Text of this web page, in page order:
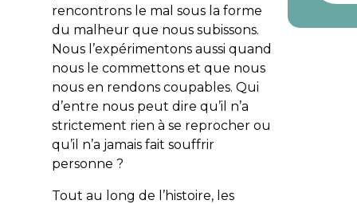
rencontrons le mal sous la forme
du malheurque nous subissons.
Nous l’expérimentons aussi quand
nous le commettonset que nous
nous en rendons coupables. Qui
d’entre nous peut dire qu’il n’a
strictement rien à se reprocher ou
qu’il n’a jamais fait souffrir
personne ?
Tout au long de l’histoire, les